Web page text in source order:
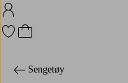
Logg på Homeroom
Gå til favorittmerkede
Gå til handlekurven
Sengetøy